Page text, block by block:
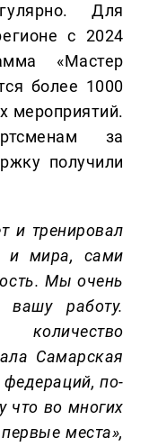
Для
с 2024
«Мастер
более 1000
мероприятий.
за
получили
и тренировал
и мира, сами
Мы очень
работу.
Самарская
по-
что во многих
места»,